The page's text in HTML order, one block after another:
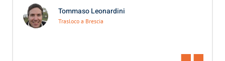
Tommaso Leonardini
Trasloco a Brescia